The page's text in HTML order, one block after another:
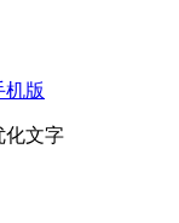
机版
化文字